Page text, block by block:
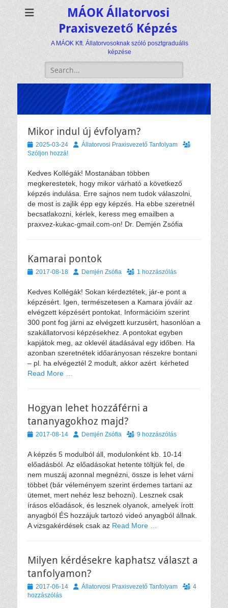
MÁOK Állatorvosi
Praxisvezető Képzés
A MÁOK Kft. Állatorvosoknak szóló posztgraduális
képzése
Keresés:
Mikor indul új évfolyam?
Közzétéve
2025-03-24 SzerzőÁllatorvosi Praxisvezető Tanfolyam
Szóljon hozzá!
Kedves Kollégák! Mostanában többen
megkerestetek, hogy mikor várható a következő
képzés indulása. Erre sajnos nem tudok válaszolni,
de most is zajlik épp egy képzés. Ha ebbe szeretnél
becsatlakozni, kérlek, keress meg emailben a
praxvez-kukac-gmail.com-on! Dr. Demjén Zsófia
Kamarai pontok
Közzétéve
2017-08-18 SzerzőDemjén Zsófia 1 hozzászólás
Kedves Kollégák! Sokan kérdeztétek, jár-e pont a
képzésért. Igen, természetesen a Kamara jóváír az
elvégzett képzésért pontokat. Információim szerint
300 pont fog járni az elvégzett kurzusért, hasonlóan a
szakállatorvosi képzésekhez. A pontokat egyben
kapjátok meg, az oklevél átadásával egy időben. Ha
azonban szeretnétek időarányosan részekre bontani
– pl. ha elvégeztél 2 modult, akkor azért kérheted
Read More …
Hogyan lehet hozzáférni a
tananyagokhoz majd?
Közzétéve
2017-08-14 SzerzőDemjén Zsófia 9 hozzászólás
A képzés 5 modulból áll, modulonként kb. 10-14
előadásból. Az előadásokat hetente töltjük fel, de
nem muszáj azonnal megnézni, össze is lehet várni
többet (bár véleményem szerint érdemes tartani az
ütemet, mert nehéz lesz behozni). Lesznek csak
írásos előadások, és lesznek olyanok, amelyek írott
anyagból ÉS hozzájuk tartozó videó anyagból állnak.
A vizsgakérdések csak az Read More …
Milyen kérdésekre kaphatsz választ a
tanfolyamon?
Közzétéve
2017-06-14 SzerzőÁllatorvosi Praxisvezető Tanfolyam
4
hozzászólás